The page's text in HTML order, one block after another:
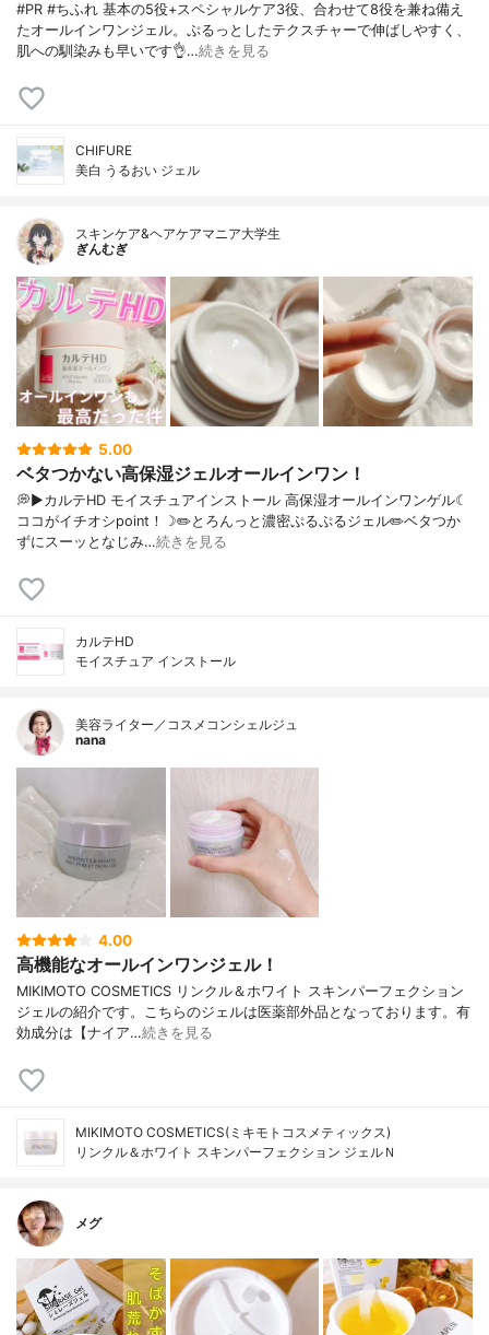
#PR #ちふれ 基本の5役+スペシャルケア3役、合わせて8役を兼ね備え
たオールインワンジェル。ぷるっとしたテクスチャーで伸ばしやすく、
肌への馴染みも早いです👌…続きを見る
CHIFURE
美白 うるおい ジェル
スキンケア&ヘアケアマニア大学生
ぎんむぎ
5.00
ベタつかない高保湿ジェルオールインワン！
💭▶️カルテHD モイスチュアインストール 高保湿オールインワンゲル☾
ココがイチオシpoint！☽✏️とろんっと濃密ぷるぷるジェル✏️ベタつか
ずにスーッとなじみ…続きを見る
カルテHD
モイスチュア インストール
美容ライター／コスメコンシェルジュ
nana
4.00
高機能なオールインワンジェル！
MIKIMOTO COSMETICS リンクル＆ホワイト スキンパーフェクション
ジェルの紹介です。こちらのジェルは医薬部外品となっております。有
効成分は【ナイア…続きを見る
MIKIMOTO COSMETICS(ミキモトコスメティックス)
リンクル＆ホワイト スキンパーフェクション ジェルＮ
メグ